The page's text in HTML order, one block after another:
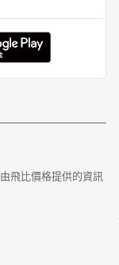
由飛比價格提供的資訊